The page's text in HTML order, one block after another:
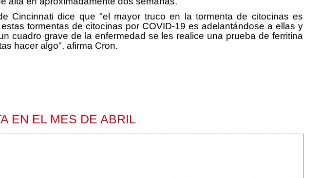
Cincinnati dice que "el mayor truco en la tormenta de citocinas es
tormentas de citocinas por COVID-19 es adelantándose a ellas y
cuadro grave de la enfermedad se les realice una prueba de ferritina
hacer algo", afirma Cron.
EN EL MES DE ABRIL